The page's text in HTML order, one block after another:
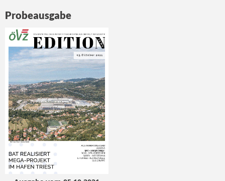
Probeausgabe